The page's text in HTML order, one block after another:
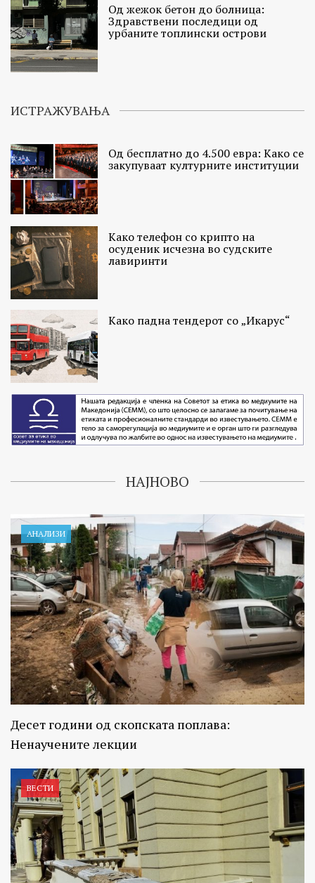
Од жежок бетон до болница:
Здравствени последици од
урбаните топлински острови
ИСТРАЖУВАЊА
Од бесплатно до 4.500 евра: Како се
закупуваат културните институции
Како телефон со крипто на
осуденик исчезна во судските
лавиринти
Како падна тендерот со „Икарус“
НАЈНОВО
АНАЛИЗИ
Десет години од скопската поплава:
Ненаучените лекции
ВЕСТИ